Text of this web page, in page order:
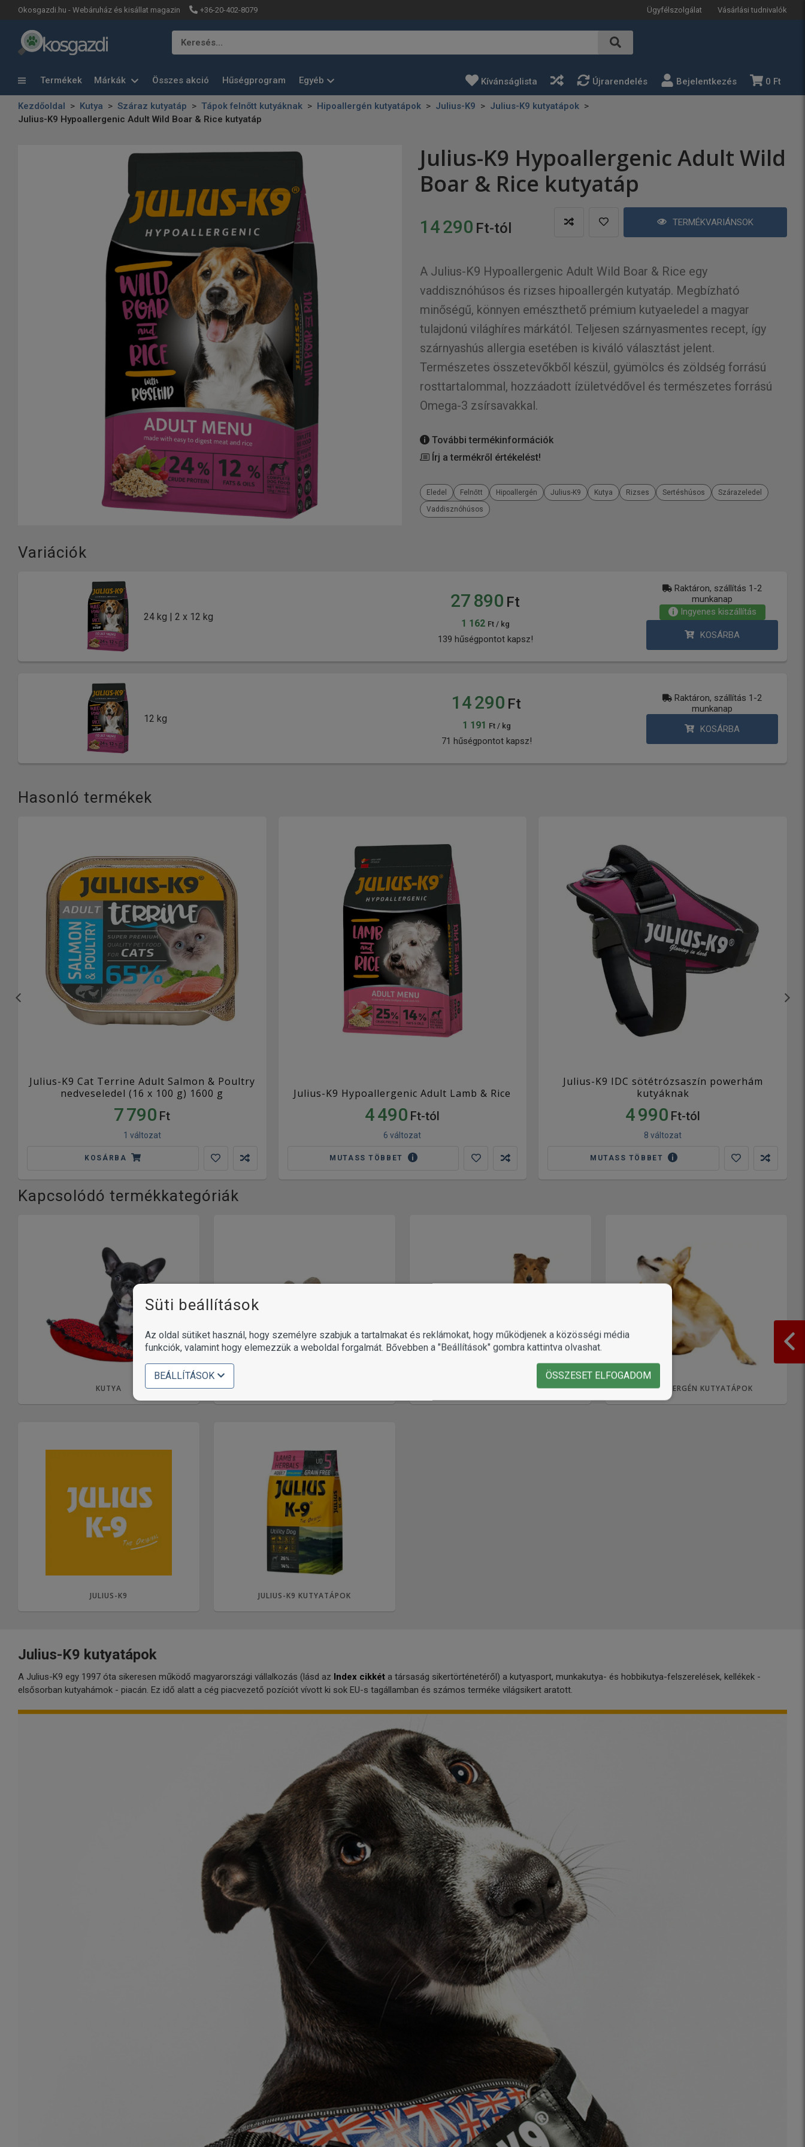
Okosgazdi.hu - Webáruház és kisállat magazin +36-20-402-8079 Ügyfélszolgálat Vásárlási tudnivalók
Keresés…
Termékek Márkák Összes akció Hűségprogram Egyéb Kívánságlista Újrarendelés Bejelentkezés 0 Ft
Kezdőoldal Kutya Száraz kutyatáp Tápok felnőtt kutyáknak Hipoallergén kutyatápok Julius-K9
Julius-K9 kutyatápok
Julius-K9 Hypoallergenic Adult Wild Boar & Rice kutyatáp
Julius-K9 Hypoallergenic Adult Wild
Boar & Rice kutyatáp
14 290 Ft-tól TERMÉKVARIÁNSOK
A Julius-K9 Hypoallergenic Adult Wild Boar & Rice egy
vaddisznóhúsos és rizses hipoallergén kutyatáp. Megbízható
minőségű, könnyen emészthető prémium kutyaeledel a magyar
tulajdonú világhíres márkától. Teljesen szárnyasmentes recept, így
szárnyashús allergia esetében is kiváló választást jelent.
Természetes összetevőkből készül, gyümölcs és zöldség forrású
rosttartalommal, hozzáadott ízületvédővel és természetes forrású
Omega-3 zsírsavakkal.
További termékinformációk
Írj a termékről értékelést!
Eledel Felnőtt Hipoallergén Julius-K9 Kutya Rizses Sertéshúsos
Szárazeledel
Vaddisznóhúsos
Variációk
24 kg | 2 x 12 kg
27 890 Ft
1 162 Ft / kg
139 hűségpontot kapsz!
Raktáron, szállítás 1-2
munkanap
Ingyenes kiszállítás
KOSÁRBA
12 kg
14 290 Ft
1 191 Ft / kg
71 hűségpontot kapsz!
Raktáron, szállítás 1-2
munkanap
KOSÁRBA
Hasonló termékek
Julius-K9 Cat Terrine Adult Salmon & Poultry
nedveseledel (16 x 100 g) 1600 g
7 790 Ft
1 változat
KOSÁRBA
Julius-K9 Hypoallergenic Adult Lamb & Rice
4 490 Ft-tól
6 változat
MUTASS TÖBBET
Julius-K9 IDC sötétrózsaszín powerhám
kutyáknak
4 990 Ft-tól
8 változat
MUTASS TÖBBET
Kapcsolódó termékkategóriák
KUTYA TÁPOK FELNŐTT KUTYÁKNAK HIPOALLERGÉN KUTYATÁPOK
JULIUS-K9 JULIUS-K9 KUTYATÁPOK
Julius-K9 kutyatápok
A Julius-K9 egy 1997 óta sikeresen működő magyarországi vállalkozás (lásd az Index cikkét a társaság sikertörténetéről) a kutyasport, munkakutya- és hobbikutya-felszerelések, kellékek -
elsősorban kutyahámok - piacán. Ez idő alatt a cég piacvezető pozíciót vívott ki sok EU-s tagállamban és számos terméke világsikert aratott.
Süti beállítások
Az oldal sütiket használ, hogy személyre szabjuk a tartalmakat és reklámokat, hogy működjenek a közösségi média
funkciók, valamint hogy elemezzük a weboldal forgalmát. Bővebben a "Beállítások" gombra kattintva olvashat.
BEÁLLÍTÁSOK ÖSSZESET ELFOGADOM